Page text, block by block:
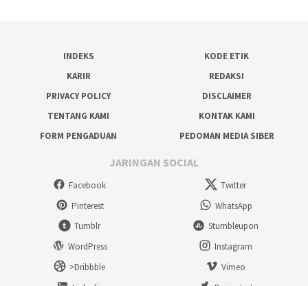
INDEKS
KODE ETIK
KARIR
REDAKSI
PRIVACY POLICY
DISCLAIMER
TENTANG KAMI
KONTAK KAMI
FORM PENGADUAN
PEDOMAN MEDIA SIBER
JARINGAN SOCIAL
Facebook
Twitter
Pinterest
WhatsApp
Tumblr
Stumbleupon
WordPress
Instagram
>Dribbble
Vimeo